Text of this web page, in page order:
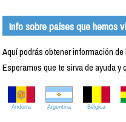
Info sobre países que hemos
Aquí podrás obtener información
Esperamos que te sirva de ayuda
Andorra Argentina Bélgica